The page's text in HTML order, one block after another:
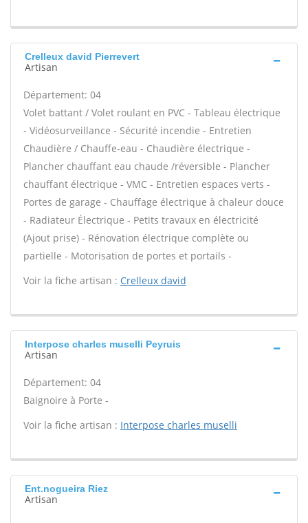
Crelleux david Pierrevert
Artisan
Département: 04
Volet battant / Volet roulant en PVC - Tableau électrique
- Vidéosurveillance - Sécurité incendie - Entretien
Chaudière / Chauffe-eau - Chaudière électrique -
Plancher chauffant eau chaude /réversible - Plancher
chauffant électrique - VMC - Entretien espaces verts -
Portes de garage - Chauffage électrique à chaleur douce
- Radiateur Électrique - Petits travaux en électricité
(Ajout prise) - Rénovation électrique complète ou
partielle - Motorisation de portes et portails -
Voir la fiche artisan : Crelleux david
Interpose charles muselli Peyruis
Artisan
Département: 04
Baignoire à Porte -
Voir la fiche artisan : Interpose charles muselli
Ent.nogueira Riez
Artisan